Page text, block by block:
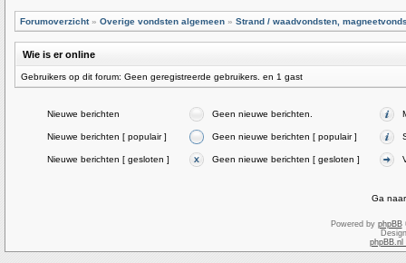
Forumoverzicht» Overige vondsten algemeen » Strand / waadvondsten,
Wie is er online
Gebruikers op dit forum: Geen geregistreerde gebruikers. en 1 gast
Nieuwe berichten Geen nieuwe berichten.
Nieuwe berichten [ populair ] Geen nieuwe berichten [ populair ]
Nieuwe berichten [ gesloten ] Geen nieuwe berichten [ gesloten ]
Ga
Powered by phpBB
phpBB.nl